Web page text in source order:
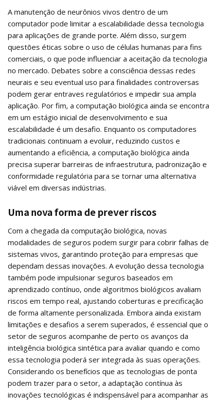
A manutenção de neurônios vivos dentro de um
computador pode limitar a escalabilidade dessa tecnologia
para aplicações de grande porte. Além disso, surgem
questões éticas sobre o uso de células humanas para fins
comerciais, o que pode influenciar a aceitação da tecnologia
no mercado. Debates sobre a consciência dessas redes
neurais e seu eventual uso para finalidades controversas
podem gerar entraves regulatórios e impedir sua ampla
aplicação. Por fim, a computação biológica ainda se encontra
em um estágio inicial de desenvolvimento e sua
escalabilidade é um desafio. Enquanto os computadores
tradicionais continuam a evoluir, reduzindo custos e
aumentando a eficiência, a computação biológica ainda
precisa superar barreiras de infraestrutura, padronização e
conformidade regulatória para se tornar uma alternativa
viável em diversas indústrias.
Uma nova forma de prever riscos
Com a chegada da computação biológica, novas
modalidades de seguros podem surgir para cobrir falhas de
sistemas vivos, garantindo proteção para empresas que
dependam dessas inovações. A evolução dessa tecnologia
também pode impulsionar seguros baseados em
aprendizado contínuo, onde algoritmos biológicos avaliam
riscos em tempo real, ajustando coberturas e precificação
de forma altamente personalizada. Embora ainda existam
limitações e desafios a serem superados, é essencial que o
setor de seguros acompanhe de perto os avanços da
inteligência biológica sintética para avaliar quando e como
essa tecnologia poderá ser integrada às suas operações.
Considerando os benefícios que as tecnologias de ponta
podem trazer para o setor, a adaptação contínua às
inovações tecnológicas é indispensável para acompanhar as